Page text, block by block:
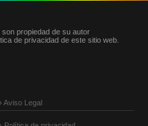
propiedad de su autor
de privacidad de este sitio web.
Aviso Legal